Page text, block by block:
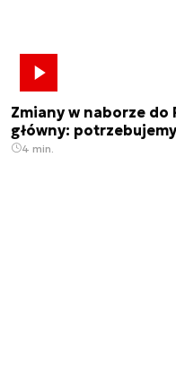
Zmiany w naborze do
główny:
4 min.